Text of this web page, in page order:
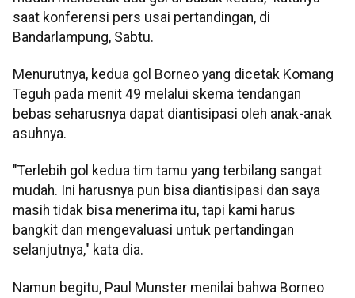
saat konferensi pers usai pertandingan, di
Bandarlampung, Sabtu.
Menurutnya, kedua gol Borneo yang dicetak Komang
Teguh pada menit 49 melalui skema tendangan
bebas seharusnya dapat diantisipasi oleh anak-anak
asuhnya.
"Terlebih gol kedua tim tamu yang terbilang sangat
mudah. Ini harusnya pun bisa diantisipasi dan saya
masih tidak bisa menerima itu, tapi kami harus
bangkit dan mengevaluasi untuk pertandingan
selanjutnya," kata dia.
Namun begitu, Paul Munster menilai bahwa Borneo